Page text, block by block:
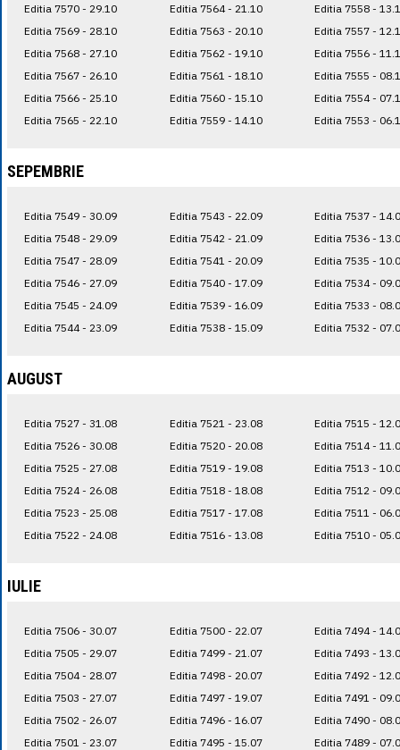
Editia 7570 - 29.10
Editia 7569 - 28.10
Editia 7568 - 27.10
Editia 7567 - 26.10
Editia 7566 - 25.10
Editia 7565 - 22.10
Editia 7564 - 21.10
Editia 7563 - 20.10
Editia 7562 - 19.10
Editia 7561 - 18.10
Editia 7560 - 15.10
Editia 7559 - 14.10
Editia 7558 -
Editia 7557 -
Editia 7556 -
Editia 7555 -
Editia 7554 -
Editia 7553 -
SEPEMBRIE
Editia 7549 - 30.09
Editia 7548 - 29.09
Editia 7547 - 28.09
Editia 7546 - 27.09
Editia 7545 - 24.09
Editia 7544 - 23.09
Editia 7543 - 22.09
Editia 7542 - 21.09
Editia 7541 - 20.09
Editia 7540 - 17.09
Editia 7539 - 16.09
Editia 7538 - 15.09
Editia 7537 -
Editia 7536 -
Editia 7535 -
Editia 7534 -
Editia 7533 -
Editia 7532 -
AUGUST
Editia 7527 - 31.08
Editia 7526 - 30.08
Editia 7525 - 27.08
Editia 7524 - 26.08
Editia 7523 - 25.08
Editia 7522 - 24.08
Editia 7521 - 23.08
Editia 7520 - 20.08
Editia 7519 - 19.08
Editia 7518 - 18.08
Editia 7517 - 17.08
Editia 7516 - 13.08
Editia 7515 -
Editia 7514 -
Editia 7513 -
Editia 7512 -
Editia 7511 -
Editia 7510 -
IULIE
Editia 7506 - 30.07
Editia 7505 - 29.07
Editia 7504 - 28.07
Editia 7503 - 27.07
Editia 7502 - 26.07
Editia 7501 - 23.07
Editia 7500 - 22.07
Editia 7499 - 21.07
Editia 7498 - 20.07
Editia 7497 - 19.07
Editia 7496 - 16.07
Editia 7495 - 15.07
Editia 7494 -
Editia 7493 -
Editia 7492 -
Editia 7491 -
Editia 7490 -
Editia 7489 -